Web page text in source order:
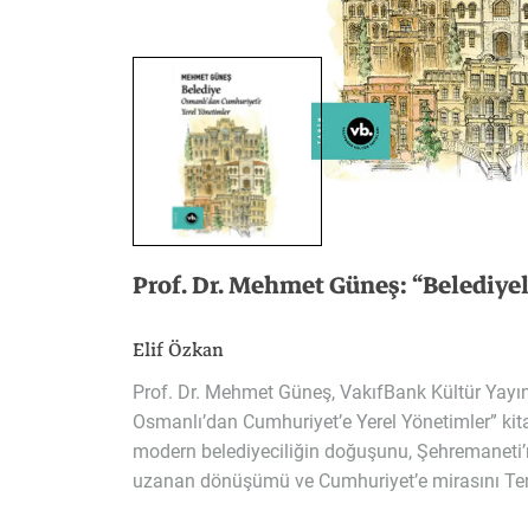
Prof.Dr.MehmetGüneş:
Elif Özkan
Prof. Dr. Mehmet Güneş, VakıfBank Kültür
Osmanlı’dan Cumhuriyet’e Yerel Yönetimler”
modern belediyeciliğin doğuşunu,
uzanan dönüşümü ve Cumhuriyet’e mirasını